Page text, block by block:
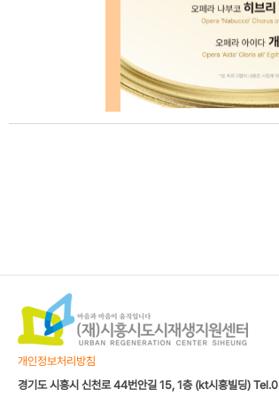
개인정보처리방침
경기도 시흥시 신천로 44번안길 15, 1층 (kt시흥빌딩)